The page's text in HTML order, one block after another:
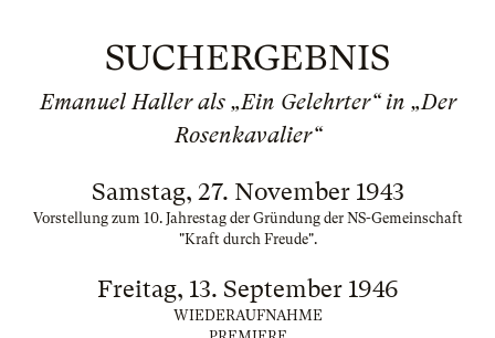
SUCHERGEBNIS
Emanuel Haller als „Ein Gelehrter“ in „Der
Rosenkavalier“
Samstag, 27. November 1943
Vorstellung zum 10. Jahrestag der Gründung der NS-Gemeinschaft
"Kraft durch Freude".
Freitag, 13. September 1946
WIEDERAUFNAHME